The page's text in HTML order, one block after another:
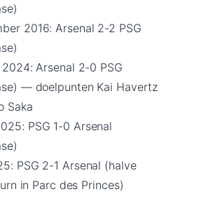
2016: Arsenal 2-2 PSG
Arsenal 2-0 PSG
— doelpunten Kai Havertz
Saka
PSG 1-0 Arsenal
PSG 2-1 Arsenal (halve
in Parc des Princes)